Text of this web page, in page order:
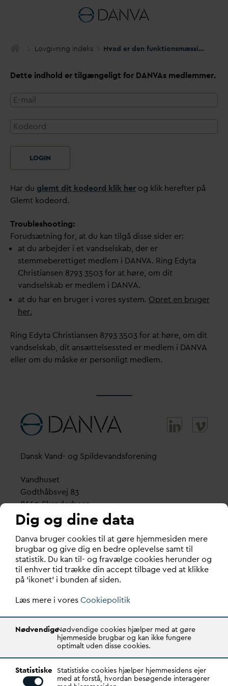
Lovgivning indeks Hvad er den funktionsmæssige afgrænsning af omfangsdræn og kan kommunerne tilpligtes at tilgodese spilde
Dette indhold er tilgængeligt for DANVAs medlemmer.
LOGIN
Har du glemt dit kodeord klik her og klik herefter på
Glemt kodeord.
Troubleshooting:
Forudsætning for, at du kan tilgå disse sider er:
at du arbejder i et vandselskab, der er
stemmeberettiget medlem i DANVA. Ring Edyta
Christiansen 8793 3503 for at høre, om dit
vandselskab er medlem i DANVA.
at du har en bruger i vores system. Opret en bruger
her.
Ring Edyta Christiansen 8793 3503 for at høre, om dit
vandselskab, dit ansættelsessted er medlem i DANVA
eller om du måske er personligt medlem.
Dansk Vand- og Spildevandsforening
Vandhuset
Godthåbsvej 83
8660 Skanderborg
København
Vester Farimagsgade 1, 5. sal.
1606 København V
Tlf.: 70 21 00 55
CVR: 29031215
Transparency Register: REG 0105047100027-26
A er den samlende kraft ivandsektoren.
Gennem stærke alliancer og klare budskaber taler
D ANVA
andets sag, som vigtig ressource for den
Dig og dine data
Danva bruger cookies til at gøre hjemmesiden mere
brugbar og give dig en bedre oplevelse samt til
statistik. Du kan til- og fravælge cookies herunder og
til enhver tid trække din accept tilbage ved at klikke
på ‘ikonet’ i bunden af siden.
Læs mere i voresCookiepolitik
NødvendigeNødvendige cookies hjælper med at gøre
hjemmeside brugbar og kan ikke fungere
optimalt uden disse cookies.
Statistiske Statistiske cookies hjælper hjemmesidens ejer
med at forstå, hvordan besøgende interagerer